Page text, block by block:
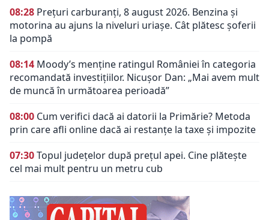
08:28 Prețuri carburanți, 8 august 2026. Benzina și
motorina au ajuns la niveluri uriașe. Cât plătesc șoferii
la pompă
08:14 Moody’s menține ratingul României în categoria
recomandată investițiilor. Nicușor Dan: „Mai avem mult
de muncă în următoarea perioadă”
08:00 Cum verifici dacă ai datorii la Primărie? Metoda
prin care afli online dacă ai restanțe la taxe și impozite
07:30Topul județelor după prețul apei. Cine plătește
cel mai mult pentru un metru cub